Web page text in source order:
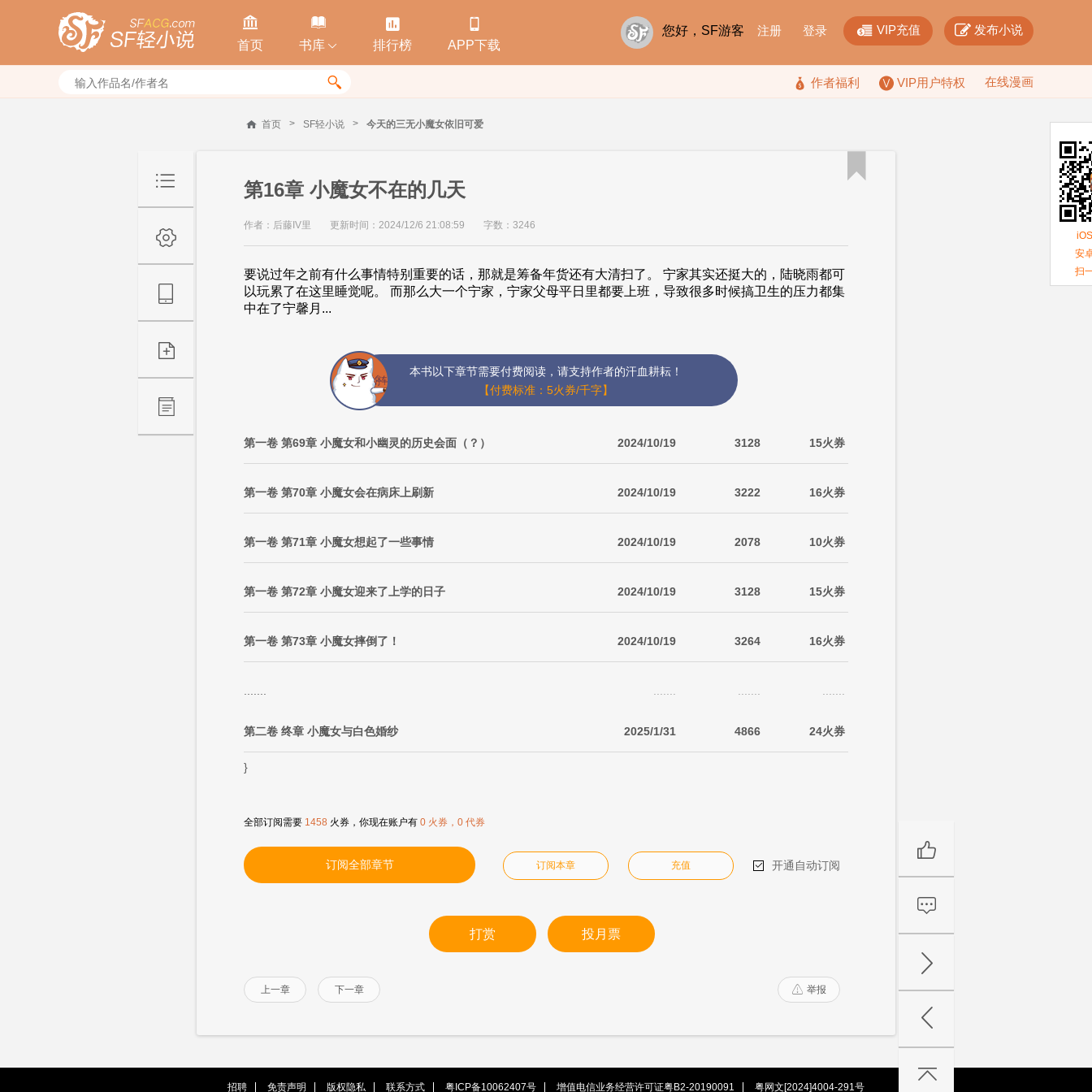

首页

书库 

排行榜

APP下载
您好，SF游客 注册 登录  VIP充值  发布小说
  作者福利 VIP用户特权 在线漫画
首页 > SF轻小说 > 今天的三无小魔女依旧可爱
第16章 小魔女不在的几天
作者：后藤IV里 更新时间：2024/12/6 21:08:59 字数：3246
要说过年之前有什么事情特别重要的话，那就是筹备年货还有大清扫了。 宁家其实还挺大的，陆晓雨都可
以玩累了在这里睡觉呢。 而那么大一个宁家，宁家父母平日里都要上班，导致很多时候搞卫生的压力都集
中在了宁馨月...
本书以下章节需要付费阅读，请支持作者的汗血耕耘！
【付费标准：5火券/千字】
第一卷 第69章 小魔女和小幽灵的历史会面（？） 2024/10/19 3128 15火券
第一卷 第70章 小魔女会在病床上刷新 2024/10/19 3222 16火券
第一卷 第71章 小魔女想起了一些事情 2024/10/19 2078 10火券
第一卷 第72章 小魔女迎来了上学的日子 2024/10/19 3128 15火券
第一卷 第73章 小魔女摔倒了！ 2024/10/19 3264 16火券
第二卷 终章 小魔女与白色婚纱 2025/1/31 4866 24火券
}
全部订阅需要 1458 火券，你现在账户有 0 火券，0 代券
订阅全部章节 订阅本章 充值  开通自动订阅
打赏 投月票
上一章 下一章  举报

招聘 免责声明 版权隐私 联系方式 粤ICP备10062407号 增值电信业务经营许可证粤B2-20190091 粤网文[2024]4004-291号
安
扫